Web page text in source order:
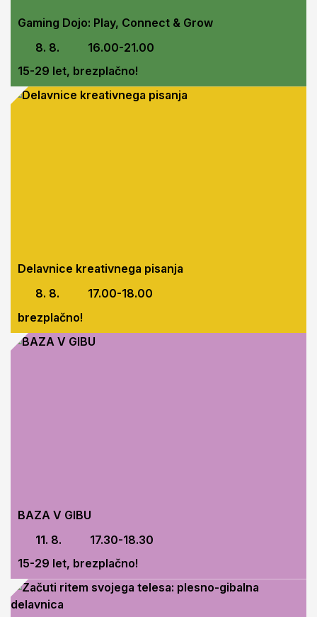
Gaming Dojo: Play, Connect & Grow
8. 8.
16.00-21.00
15-29 let, brezplačno!
Delavnice kreativnega pisanja
8. 8.
17.00-18.00
brezplačno!
BAZA V GIBU
11. 8.
17.30-18.30
15-29 let, brezplačno!